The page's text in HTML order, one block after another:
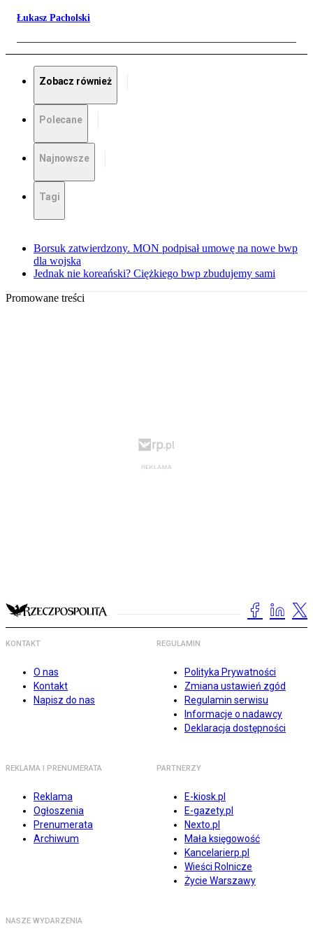
Łukasz Pacholski
Zobacz również
Polecane
Najnowsze
Tagi
Borsuk zatwierdzony. MON podpisał umowę na nowe bwp
dla wojska
Jednak nie koreański? Ciężkiego bwp zbudujemy sami
Promowane treści
KONTAKT
O nas
Kontakt
Napisz do nas
REGULAMIN
Polityka Prywatności
Zmiana ustawień zgód
Regulamin serwisu
Informacje o nadawcy
Deklaracja dostępności
REKLAMA I PRENUMERATA
Reklama
Ogłoszenia
Prenumerata
Archiwum
PARTNERZY
E-kiosk.pl
E-gazety.pl
Nexto.pl
Mała księgowość
Kancelarierp.pl
Wieści Rolnicze
Życie Warszawy
NASZE WYDARZENIA